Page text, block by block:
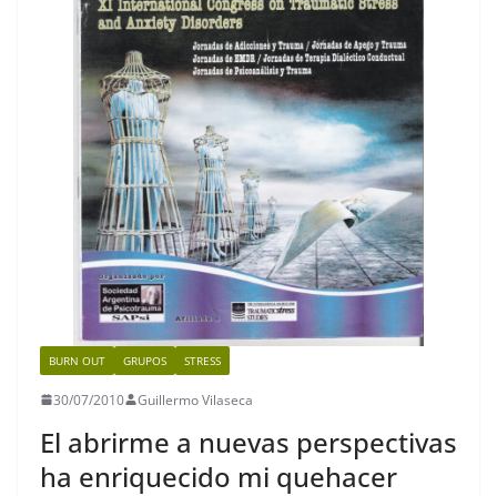
BURN OUT GRUPOS STRESS
30/07/2010 Guillermo Vilaseca
El abrirme a nuevas perspectivas
ha enriquecido mi quehacer